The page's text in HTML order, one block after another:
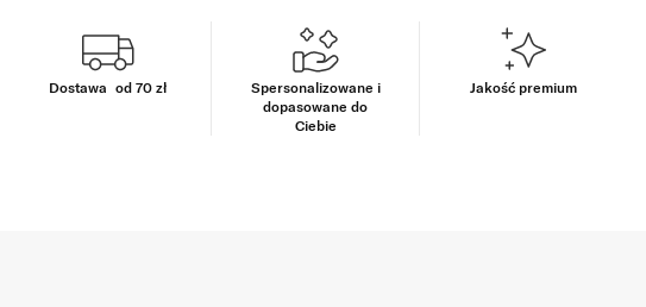
Dostawa od 70 zł
Spersonalizowane i
dopasowane do
Ciebie
Jakość premium